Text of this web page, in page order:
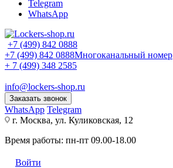
Telegram
WhatsApp
+7 (499) 842 0888
+7 (499) 842 0888Многоканальный номер
+ 7 (499) 348 2585
info@lockers-shop.ru
Заказать звонок
WhatsApp Telegram
г. Москва, ул. Куликовская, 12
Время работы: пн-пт 09.00-18.00
Войти